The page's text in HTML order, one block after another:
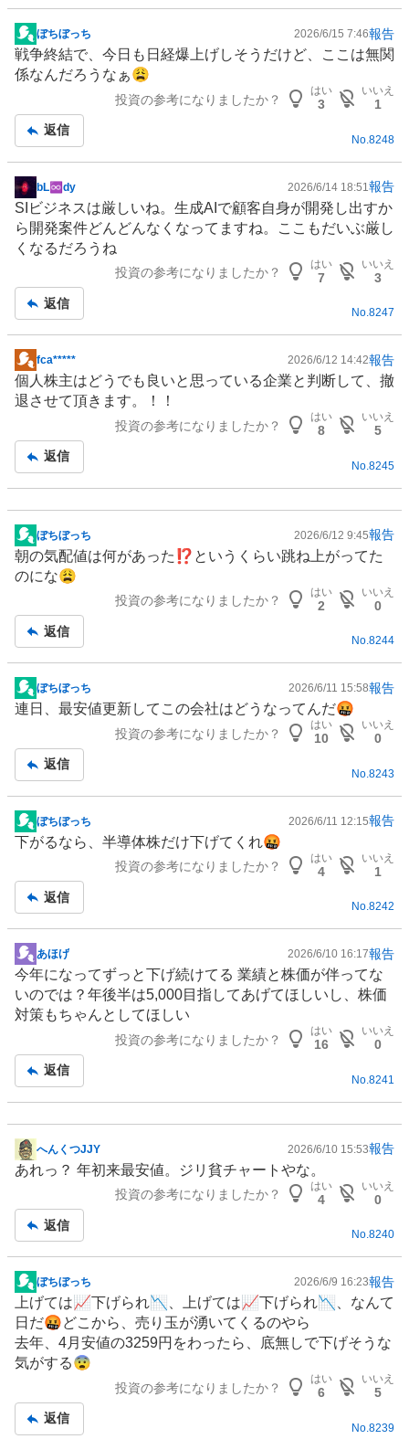
掲
示
板
ぼちぼっち 2026/6/15 7:46報告
戦争終結で、今日も日経爆上げしそうだけど、ここは無関
係なんだろうなぁ😩
投資の参考になりましたか？
はい
3
いいえ
1
返信
No. 8248
掲
示
板
記
bL♾️dy 2026/6/14 18:51 報告
SIビジネスは厳しいね。 生成AI で顧客自身が開発し出すか
ら開発案件どんどんなくなってますね。ここもだいぶ厳し
くなるだろうね
投資の参考になりましたか？
はい
7
いいえ
3
返信
No.8247
掲
示
板
fca***** 2026/6/12 14:42報告
個人株主はどうでも良いと思っている企業と判断して、撤
退させて頂きます。！！
投資の参考になりましたか？
はい
8
いいえ
5
返信
No. 8245
掲
示
板
ぼちぼっち 2026/6/12 9:45報告
朝の気配値は何があった⁉️というくらい跳ね上がってた
のにな😩
投資の参考になりましたか？
はい
2
いいえ
0
返信
No.8244
掲
示
事
ぼちぼっち 2026/6/11 15:58報告
連日、最安値更新してこの会社はどうなってんだ🤬
投資の参考になりましたか？
はい
10
いいえ
0
返信
No. 8243
掲
示
事
ぼちぼっち 2026/6/11 12:15報告
下がるなら、半導体株だけ下げてくれ🤬
投資の参考になりましたか？
はい
4
いいえ
1
返信
No.8242
掲
示
板
記
あほげ 2026/6/10 16:17報告
今年になってずっと下げ続けてる 業績と株価が伴ってな
いのでは？年後半は5,000目指してあげてほしいし、株価
対策もちゃんとしてほしい
投資の参考になりましたか？
はい
16
いいえ
0
返信
No. 8241
掲
示
事
へんくつJJY 2026/6/10 15:53報告
あれっ？ 年初来最安値。ジリ貧チャートやな。
投資の参考になりましたか？
はい
4
いいえ
0
返信
No.8240
掲
示
板
記
事
ぼちぼっち 2026/6/9 16:23報告
上げては📈下げられ📉、上げては📈下げられ📉、なんて
日だ🤬どこから、売り玉が湧いてくるのやら
去年、4月安値の3259円をわったら、底無しで下げそうな
気がする😨
投資の参考になりましたか？
はい
6
いいえ
5
返信
No. 8239